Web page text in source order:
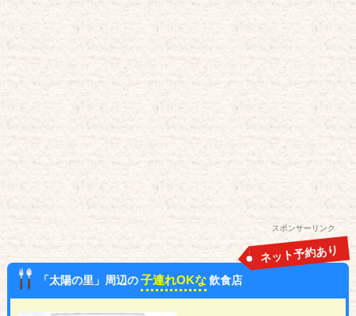
スポンサーリンク
「太陽の里」周辺の子連れOKな 飲食店
ネット予約あり